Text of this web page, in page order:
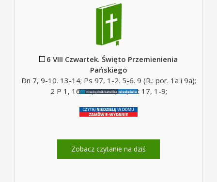
6 VIII Czwartek. Święto Przemienienia
Pańskiego
Dn 7, 9-10. 13-14; Ps 97, 1-2. 5-6. 9 (R.: por. 1a i 9a);
2 P 1, 16-19; Mt 17, 5c; Mt 17, 1-9;
Zobacz czytanie na dziś